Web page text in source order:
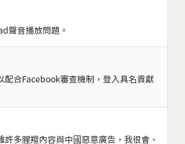
聲音播放問題。
配合Facebook審查機制，登入具名貢獻
許多腥羶內容與中國惡意廣告，我很會、